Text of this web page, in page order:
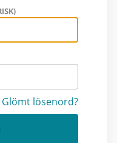
Glömt lösenord?